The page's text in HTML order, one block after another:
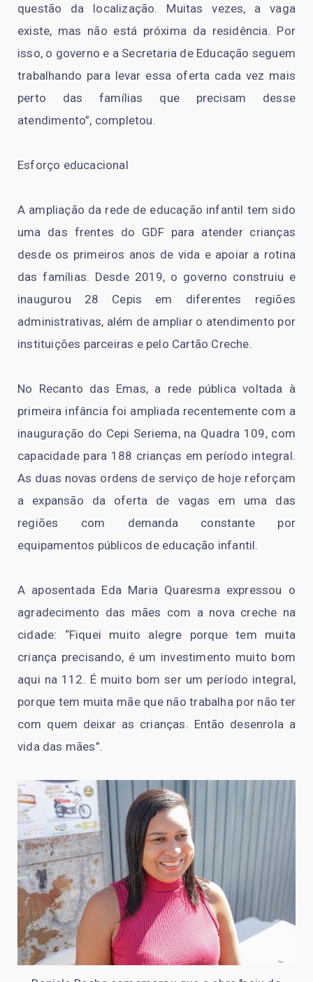
questão da localização. Muitas vezes, a vaga
existe, mas não está próxima da residência. Por
isso, o governo e a Secretaria de Educação seguem
trabalhando para levar essa oferta cada vez mais
perto das famílias que precisam desse
atendimento”, completou.
Esforço educacional
A ampliação da rede de educação infantil tem sido
uma das frentes do GDF para atender crianças
desde os primeiros anos de vida e apoiar a rotina
das famílias. Desde 2019, o governo construiu e
inaugurou 28 Cepis em diferentes regiões
administrativas, além de ampliar o atendimento por
instituições parceiras e pelo Cartão Creche.
No Recanto das Emas, a rede pública voltada à
primeira infância foi ampliada recentemente com a
inauguração do Cepi Seriema, na Quadra 109, com
capacidade para 188 crianças em período integral.
As duas novas ordens de serviço de hoje reforçam
a expansão da oferta de vagas em uma das
regiões com demanda constante por
equipamentos públicos de educação infantil.
A aposentada Eda Maria Quaresma expressou o
agradecimento das mães com a nova creche na
cidade: “Fiquei muito alegre porque tem muita
criança precisando, é um investimento muito bom
aqui na 112. É muito bom ser um período integral,
porque tem muita mãe que não trabalha por não ter
com quem deixar as crianças. Então desenrola a
vida das mães”.